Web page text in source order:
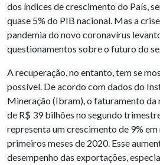
dos índices de crescimento do País,
quase 5% do PIB nacional. Mas a
pandemia do novo coronavírus
questionamentos sobre o futuro do
A recuperação, no entanto, tem se
possível. De acordo com dados do
Mineração (Ibram), o faturamento
de R$ 39 bilhões no segundo
representa um crescimento de 9% em
primeiros meses de 2020. Esse
desempenho das exportações,